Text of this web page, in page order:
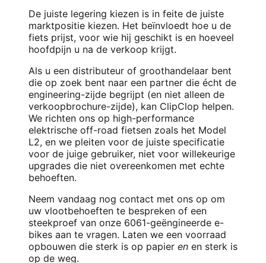
De juiste legering kiezen is in feite de juiste
marktpositie kiezen. Het beïnvloedt hoe u de
fiets prijst, voor wie hij geschikt is en hoeveel
hoofdpijn u na de verkoop krijgt.
Als u een distributeur of groothandelaar bent
die op zoek bent naar een partner die écht de
engineering-zijde begrijpt (en niet alleen de
verkoopbrochure-zijde), kan ClipClop helpen.
We richten ons op high-performance
elektrische off-road fietsen zoals het Model
L2, en we pleiten voor de juiste specificatie
voor de juige gebruiker, niet voor willekeurige
upgrades die niet overeenkomen met echte
behoeften.
Neem vandaag nog contact met ons op om
uw vlootbehoeften te bespreken of een
steekproef van onze 6061-geëngineerde e-
bikes aan te vragen. Laten we een voorraad
opbouwen die sterk is op papier en en sterk is
op de weg.